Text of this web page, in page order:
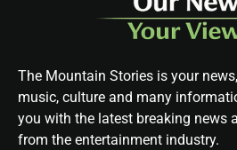
The Mountain Stories is your
music, culture and many
you with the latest breaking news
from the entertainment industry.